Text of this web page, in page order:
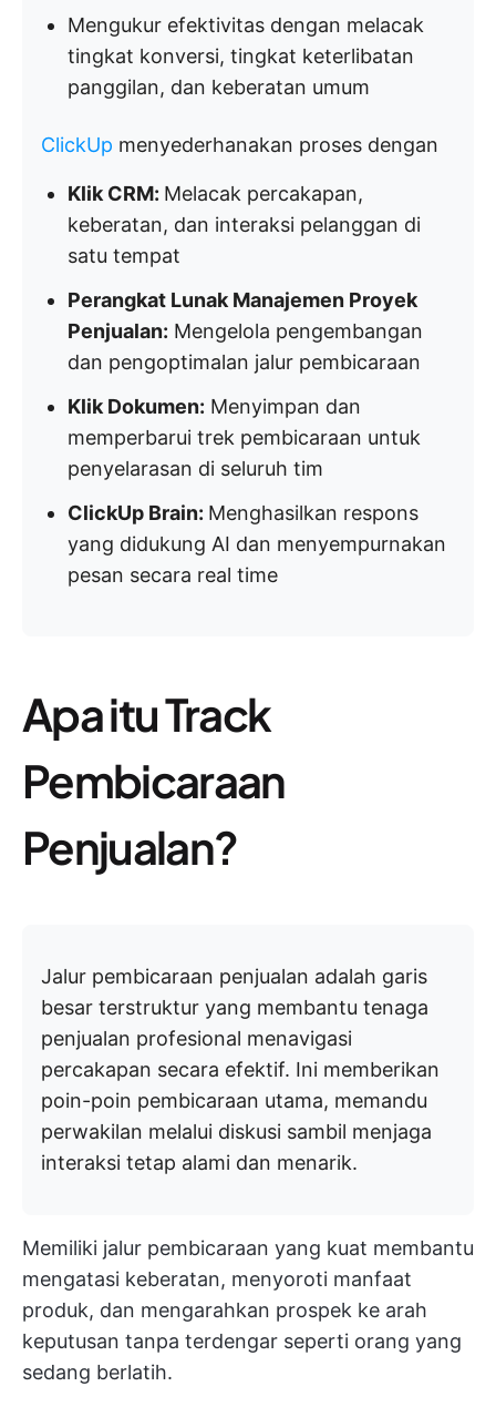
Mengukur efektivitas dengan melacak
tingkat konversi, tingkat keterlibatan
panggilan, dan keberatan umum
ClickUp menyederhanakan proses dengan
Klik CRM: Melacak percakapan,
keberatan, dan interaksi pelanggan di
satu tempat
Perangkat Lunak Manajemen Proyek
Penjualan: Mengelola pengembangan
dan pengoptimalan jalur pembicaraan
Klik Dokumen: Menyimpan dan
memperbarui trek pembicaraan untuk
penyelarasan di seluruh tim
ClickUp Brain: Menghasilkan respons
yang didukung AI dan menyempurnakan
pesan secara real time
Apa itu Track
Pembicaraan
Penjualan?
Jalur pembicaraan penjualan adalah garis
besar terstruktur yang membantu tenaga
penjualan profesional menavigasi
percakapan secara efektif. Ini memberikan
poin-poin pembicaraan utama, memandu
perwakilan melalui diskusi sambil menjaga
interaksi tetap alami dan menarik.
Memiliki jalur pembicaraan yang kuat membantu
mengatasi keberatan, menyoroti manfaat
produk, dan mengarahkan prospek ke arah
keputusan tanpa terdengar seperti orang yang
sedang berlatih.